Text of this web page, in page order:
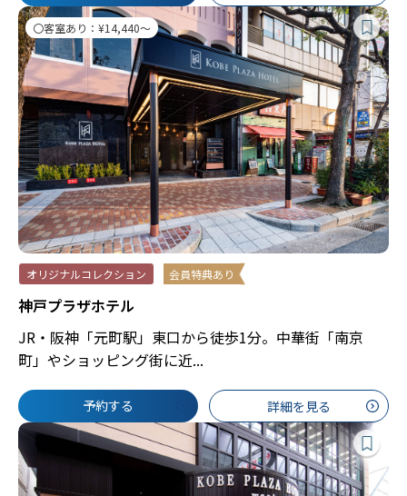
〇客室あり：¥14,440～
オリジナルコレクション 会員特典あり
神戸プラザホテル
JR・阪神「元町駅」東口から徒歩1分。中華街「南京
町」やショッピング街に近...
予約する 詳細を見る